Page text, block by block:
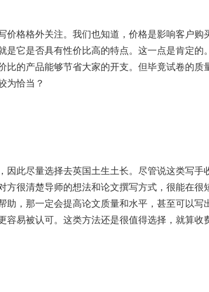
价格格外关注。我们也知道，价格是影响客户购
它是否具有性价比高的特点。这一点是肯定的。
比的产品能够节省大家的开支。但毕竟试卷的质
为恰当？
此尽量选择去英国土生土长。尽管说这类写手
方很清楚导师的想法和论文撰写方式，很能在很
，那一定会提高论文质量和水平，甚至可以写
容易被认可。这类方法还是很值得选择，就算收